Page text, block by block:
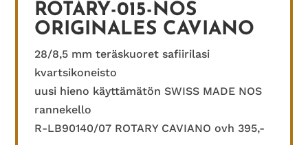
ROTARY-015-NOS
ORIGINALES CAVIANO
28/8,5 mm teräskuoret safiirilasi
kvartsikoneisto
uusi hieno käyttämätön SWISS MADE NOS
rannekello
R-LB90140/07 ROTARY CAVIANO ovh 395,-